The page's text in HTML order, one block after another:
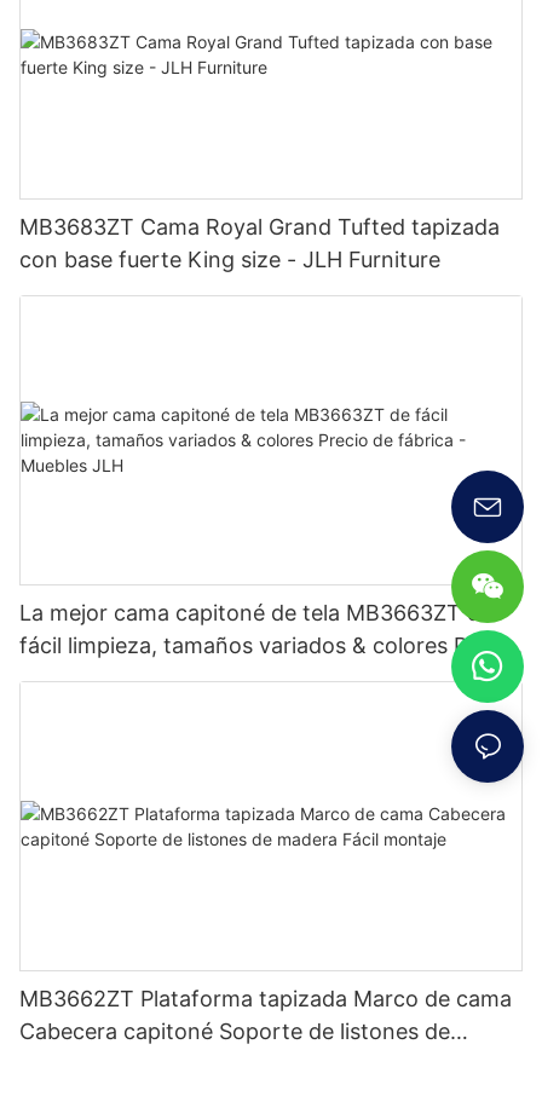
MB3683ZT Cama Royal Grand Tufted tapizada
con base fuerte King size - JLH Furniture
La mejor cama capitoné de tela MB3663ZT de
fácil limpieza, tamaños variados & colores Precio
de fábrica - Muebles JLH
MB3662ZT Plataforma tapizada Marco de cama
Cabecera capitoné Soporte de listones de